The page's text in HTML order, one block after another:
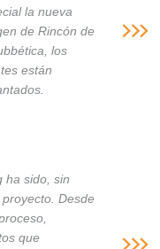
la nueva
de Rincón de
los
están
ha sido, sin
Desde
que